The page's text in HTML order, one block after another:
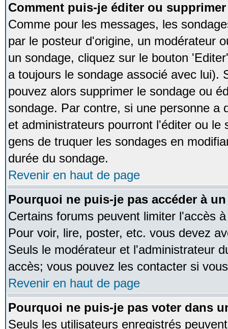
Comment puis-je éditer ou
Comme pour les messages, les
par le posteur d'origine, un modérateur
un sondage, cliquez sur le bouton
a toujours le sondage associé avec lui).
pouvez alors supprimer le sondage ou
sondage. Par contre, si une personne a
et administrateurs pourront l'éditer ou le
gens de truquer les sondages en
durée du sondage.
Revenir en haut de page
Pourquoi ne puis-je pas accéder à
Certains forums peuvent limiter l'accès
Pour voir, lire, poster, etc. vous devez
Seuls le modérateur et l'administrateur
accès; vous pouvez les contacter si
Revenir en haut de page
Pourquoi ne puis-je pas voter dans
Seuls les utilisateurs enregistrés